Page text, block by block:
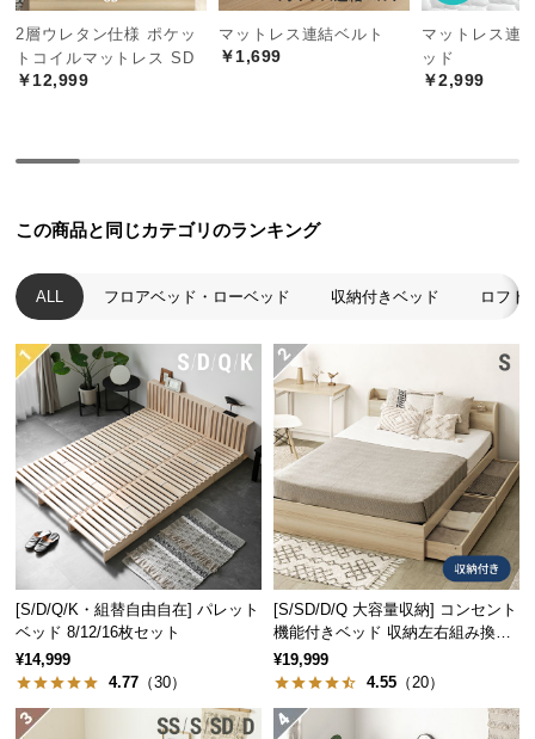
中
型
商
品
つ
小
型
商
品
の
配
送
に
つ
い
て
開
2層ウレタン仕様 ポケッ
トコイルマットレス SD
￥12,999
マットレス連結ベルト
￥1,699
マットレス連
ッド
￥2,999
この商品と同じカテゴリのランキング
ALL フロアベッド・ローベッド 収納付きベッド ロフト
[S/D/Q/K・組替自由自在] パレット
ベッド 8/12/16枚セット
¥14,999
4.77 （30）
[S/SD/D/Q 大容量収納] コンセント
機能付きベッド 収納左右組み換え
可能
¥19,999
4.55 （20）